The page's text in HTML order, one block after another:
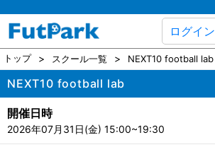
ログイン
トップ スクール一覧 NEXT10 football lab
NEXT10 football lab
開催日時
2026年07月31日(金) 15:00~19:30